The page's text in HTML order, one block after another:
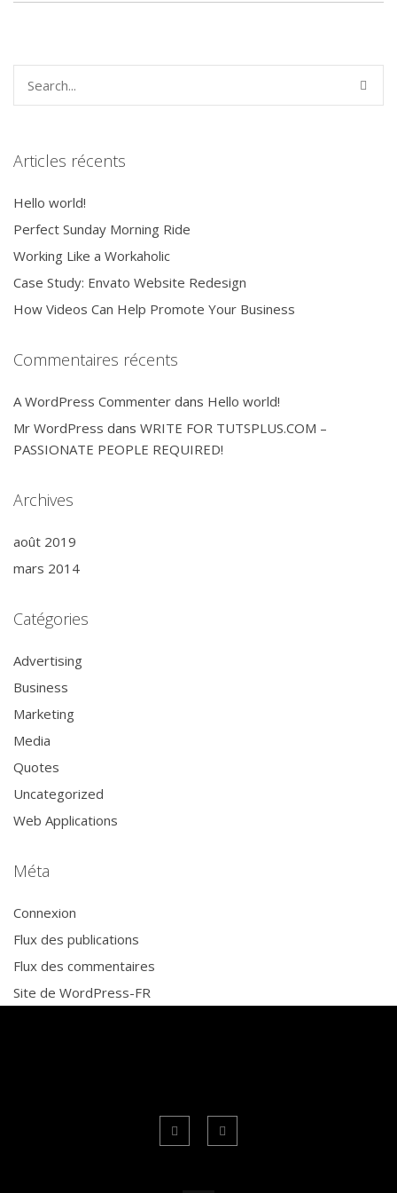
Articles récents
Hello world!
Perfect Sunday Morning Ride
Working Like a Workaholic
Case Study: Envato Website Redesign
How Videos Can Help Promote Your Business
Commentaires récents
A WordPress Commenter dans Hello world!
Mr WordPress dans WRITE FOR TUTSPLUS.COM –
PASSIONATE PEOPLE REQUIRED!
Archives
août 2019
mars 2014
Catégories
Advertising
Business
Marketing
Media
Quotes
Uncategorized
Web Applications
Méta
Connexion
Flux des publications
Flux des commentaires
Site de WordPress-FR